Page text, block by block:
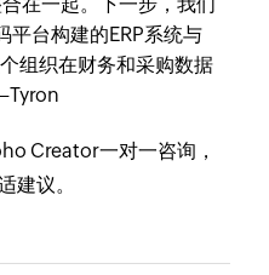
台构建的ERP系统与
组织在财务和采购数据
Creator一对一咨询，
建议。